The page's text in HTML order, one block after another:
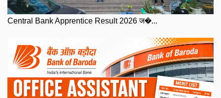
Central Bank Apprentice Result 2026 ज�...